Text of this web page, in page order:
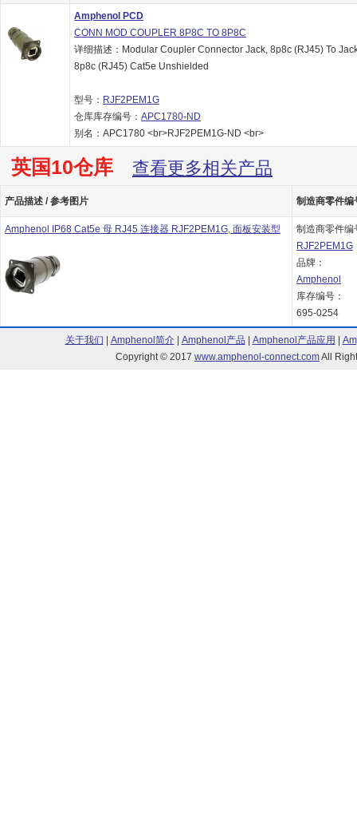
Amphenol PCD
CONN MOD COUPLER 8P8C TO 8P8C
详细描述：Modular Coupler Connector Jack, 8p8c (RJ45) To
8p8c (RJ45) Cat5e Unshielded
型号： RJF2PEM1G
仓库库存编号： APC1780-ND
别名：APC1780 <br>RJF2PEM1G-ND <br>
英国10仓库 查看更多相关产品
产品描述 / 参考图片 制造商零件编
Amphenol IP68 Cat5e 母 RJ45 连接器 RJF2PEM1G, 面板安装型
制造商零件编
RJF2PEM1G
品牌：
Amphenol
库存编号：
695-0254
关于我们 Amphenol简介| Amphenol产品 Amphenol产品应用
Copyright © 2017 www.amphenol-connect.comAll